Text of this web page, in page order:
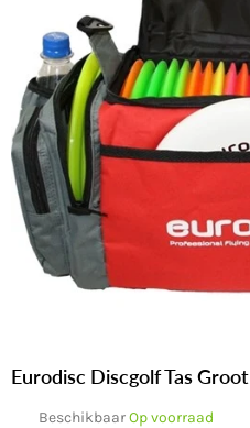
Eurodisc Discgolf Tas Groot
BeschikbaarOp voorraad